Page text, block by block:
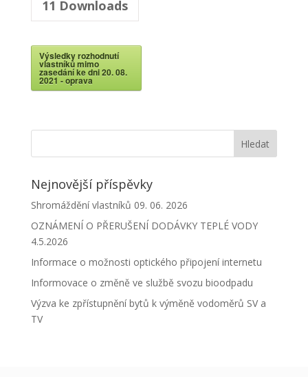
11 Downloads
Výsledky rozhodnutí
vlastníků mimo
zasedání ke dni 20. 08.
2021 - oprava
Nejnovější příspěvky
Shromáždění vlastníků 09. 06. 2026
OZNÁMENÍ O PŘERUŠENÍ DODÁVKY TEPLÉ VODY
4.5.2026
Informace o možnosti optického připojení internetu
Informovace o změně ve službě svozu bioodpadu
Výzva ke zpřístupnění bytů k výměně vodoměrů SV a
TV